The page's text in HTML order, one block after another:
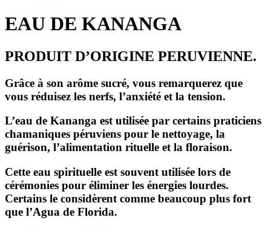
EAU DE KANANGA
PRODUIT D’ORIGINE PERUVIENNE.
Grâce à son arôme sucré, vous remarquerez que
vous réduisez les nerfs, l’anxiété et la tension.
L’eau de Kananga est utilisée par certains praticiens
chamaniques péruviens pour le nettoyage, la
guérison, l’alimentation rituelle et la floraison.
Cette eau spirituelle est souvent utilisée lors de
cérémonies pour éliminer les énergies lourdes.
Certains le considèrent comme beaucoup plus fort
que l’Agua de Florida.